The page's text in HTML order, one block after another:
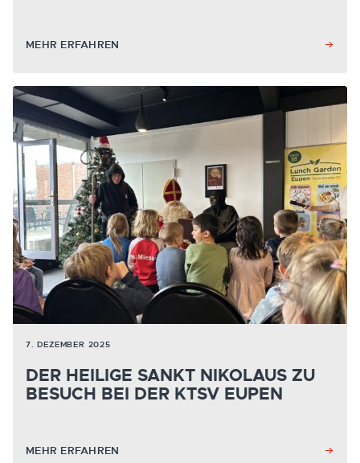
MEHR ERFAHREN
7. DEZEMBER 2025
DER HEILIGE SANKT NIKOLAUS ZU
BESUCH BEI DER KTSV EUPEN
MEHR ERFAHREN